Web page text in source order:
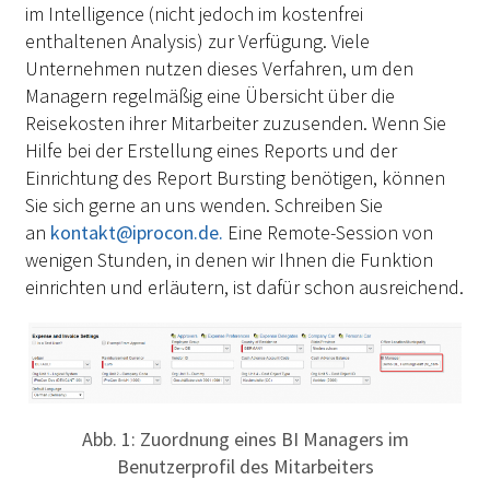
im Intelligence (nicht jedoch im kostenfrei
enthaltenen Analysis) zur Verfügung. Viele
Unternehmen nutzen dieses Verfahren, um den
Managern regelmäßig eine Übersicht über die
Reisekosten ihrer Mitarbeiter zuzusenden. Wenn Sie
Hilfe bei der Erstellung eines Reports und der
Einrichtung des Report Bursting benötigen, können
Sie sich gerne an uns wenden. Schreiben Sie
an kontakt@iprocon.de. Eine Remote-Session von
wenigen Stunden, in denen wir Ihnen die Funktion
einrichten und erläutern, ist dafür schon ausreichend.
Abb. 1: Zuordnung eines BI Managers im
Benutzerprofil des Mitarbeiters